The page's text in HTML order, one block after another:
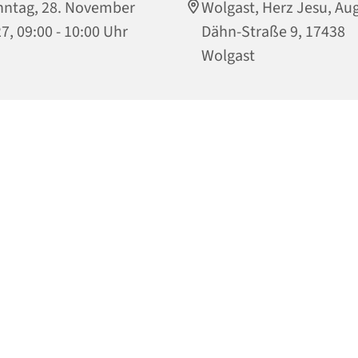
28. November
09:00 - 10:00 Uhr
Wolgast, Herz Jesu,
Dähn-Straße 9, 17438
Wolgast